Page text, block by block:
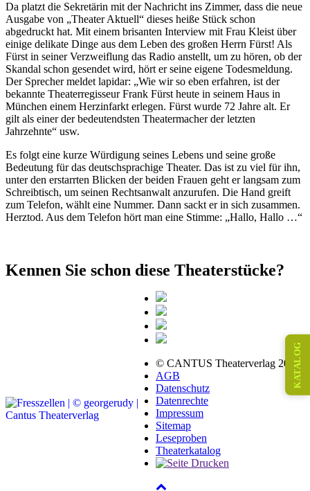
Da platzt die Sekretärin mit der Nachricht ins Zimmer, dass die neue
Ausgabe von „Theater Aktuell“ dieses heiße Stück schon
abgedruckt hat. Mit einem brisanten Interview mit Frau Kleist über
einige delikate Dinge aus dem Leben des großen Herrn Fürst! Als
Fürst in seiner Verzweiflung das Radio anstellt, um zu hören, ob der
Skandal schon gesendet wird, hört er seine eigene Todesmeldung.
Der Sprecher meldet lapidar: „Wie wir so eben erfahren, ist der
bekannte Theaterregisseur Frank Fürst heute in seinem Haus in
München einem Herzinfarkt erlegen. Fürst wurde 72 Jahre alt. Er
gilt als einer der bedeutendsten Theatermacher der letzten
Jahrzehnte“ usw.
Es folgt eine kurze Würdigung seines Lebens und seine große
Bedeutung für das deutschsprachige Theater. Das ist zu viel für ihn,
unter den erstarrten Blicken der beiden Frauen geht er langsam zum
Schreibtisch, um seinen Rechtsanwalt anzurufen. Die Hand greift
zum Telefon, wählt eine Nummer. Dann sackt er in sich zusammen.
Herztod. Aus dem Telefon hört man eine Stimme: „Hallo, Hallo …“
Kennen Sie schon diese Theaterstücke?
© CANTUS Theaterverlag 2026
AGB
Datenschutz
Datenrechte
Impressum
Sitemap
Leseproben
Theaterkatalog
KATALOG